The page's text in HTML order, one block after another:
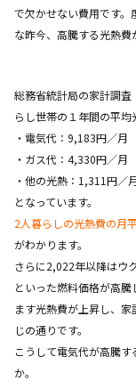
で欠かせない費用です
な昨今、高騰する光熱費
総務省統計局の家計調
らし世帯の１年間の平均
・電気代：9,183円／月
・ガス代：4,330円／月
・他の光熱：1,311円／
となっています。
2人暮らしの光熱費の月
がわかります。
さらに2,022年以降はウ
といった燃料価格が高
ます光熱費が上昇し、
じの通りです。
こうして電気代が高騰す
か。